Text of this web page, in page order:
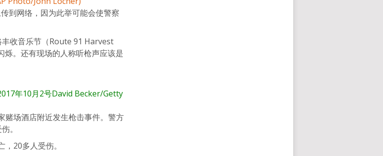
到网络，因为此举可能会使警察
收音乐节（Route 91 Harvest
烁。还有现场的人称听枪声应该是
年10月2号David Becker/Getty
赌场酒店附近发生枪击事件。警方
。
20多人受伤。